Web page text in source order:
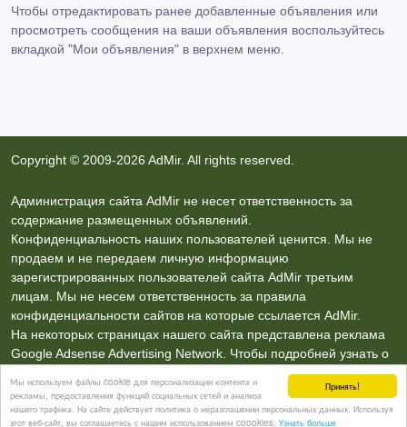
Принять!
Мы используем файлы cookie для персонализации контента и
рекламы, предоставления функций социальных сетей и анализа
нашего трафика. На сайте действует политика о неразглашении персональных данных. Используя
этот веб-сайт, вы соглашаетесь с нашим использованием coookies. Узнать больше
Чтобы отредактировать ранее добавленные объявления или
просмотреть сообщения на ваши объявления воспользуйтесь
вкладкой "Мои объявления" в верхнем меню.
Copyright © 2009-2026 AdMir. All rights reserved.
Администрация сайта AdMir не несет ответственность за
содержание размещенных объявлений.
Конфиденциальность наших пользователей ценится. Мы не
продаем и не передаем личную информацию
зарегистрированных пользователей сайта AdMir третьим
лицам. Мы не несем ответственность за правила
конфиденциальности сайтов на которые ссылается AdMir.
На некоторых страницах нашего сайта представлена реклама
Google Adsense Advertising Network. Чтобы подробней узнать о
нажмите тут.
Контакты